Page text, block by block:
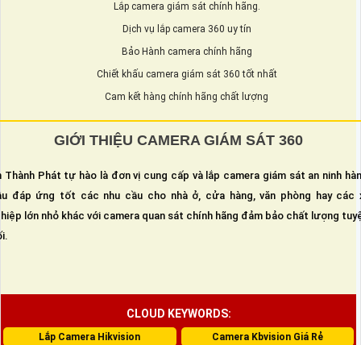
Lắp camera giám sát chính hãng.
Dịch vụ lắp camera 360 uy tín
Bảo Hành camera chính hãng
Chiết khấu camera giám sát 360 tốt nhất
Cam kết hàng chính hãng chất lượng
GIỚI THIỆU CAMERA GIÁM SÁT 360
Thành Phát tự hào là đơn vị cung cấp và lắp camera giám sát an ninh
đáp ứng tốt các nhu cầu cho nhà ở, cửa hàng, văn phòng hay các
lớn nhỏ khác với camera quan sát chính hãng đảm bảo chất lượng
CLOUD KEYWORDS:
Lắp Camera Hikvision Camera Kbvision Giá Rẻ